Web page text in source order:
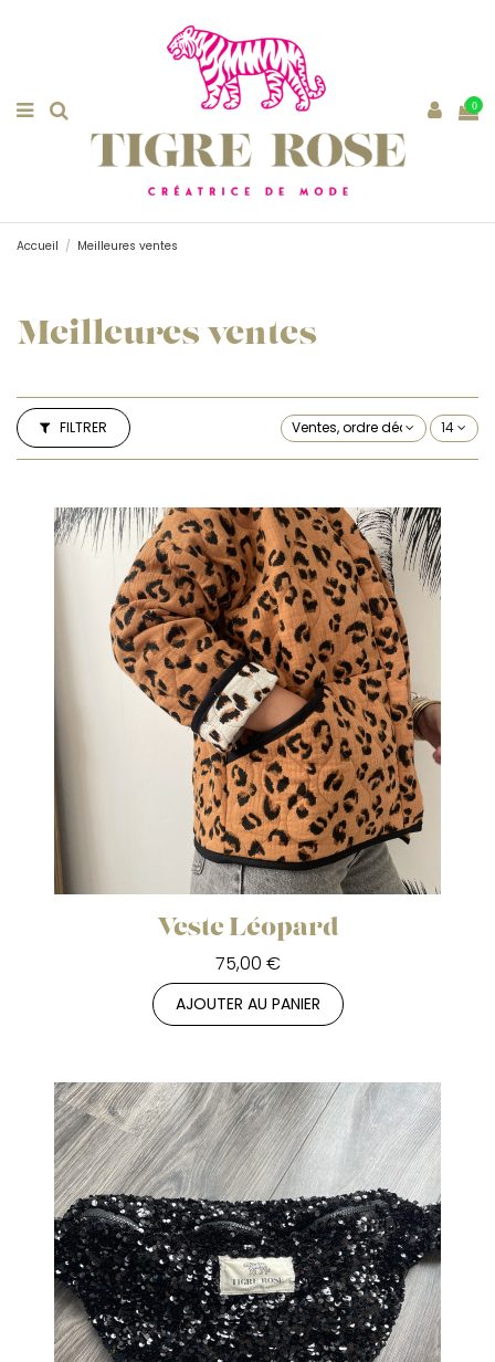
0
Accueil Meilleures ventes
Meilleures ventes
FILTRER Ventes, ordre décroissant
14
Veste Léopard
75,00 €
AJOUTER AU PANIER